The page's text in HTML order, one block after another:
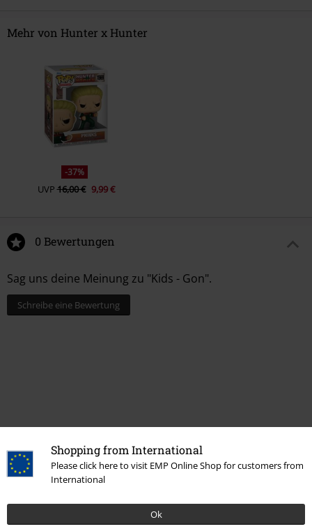
Shopping from International
Please click here to visit EMP Online Shop for customers from
International
Ok
Mehr von Hunter x Hunter
-37%
UVP16,00 € 9,99 €
0 Bewertungen
Sag uns deine Meinung zu "Kids - Gon".
Schreibe eine Bewertung